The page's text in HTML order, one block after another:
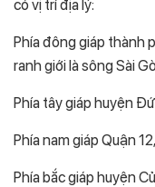
có vị trí địa lý:
Phía đông giáp thành
ranh giới là sông Sài
Phía tây giáp huyện
Phía nam giáp Quận
Phía bắc giáp huyện